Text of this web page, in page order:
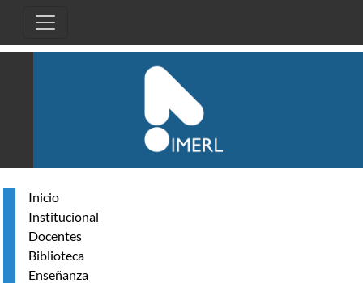
Inicio
Institucional
Docentes
Biblioteca
Enseñanza